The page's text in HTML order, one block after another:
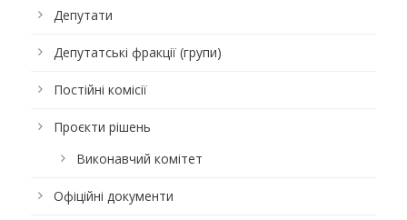
Депутати
Депутатські фракції (групи)
Постійні комісії
Проєкти рішень
Виконавчий комітет
Офіційні документи